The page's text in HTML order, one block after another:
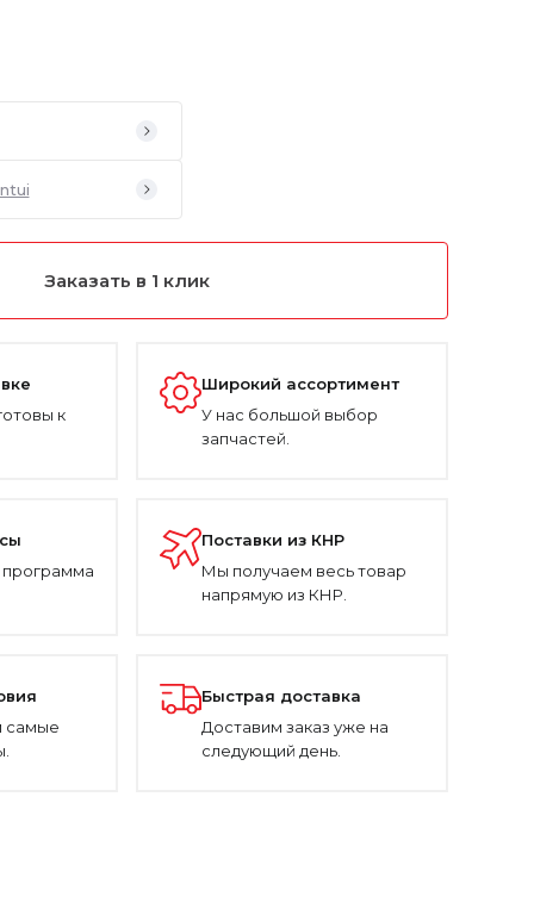
Заказать в 1 клик
к
Широкий ассортимент
У нас большой выбор
запчастей.
Поставки из КНР
Мы получаем весь товар
напрямую из КНР.
самые
Быстрая доставка
Доставим заказ уже на
следующий день.